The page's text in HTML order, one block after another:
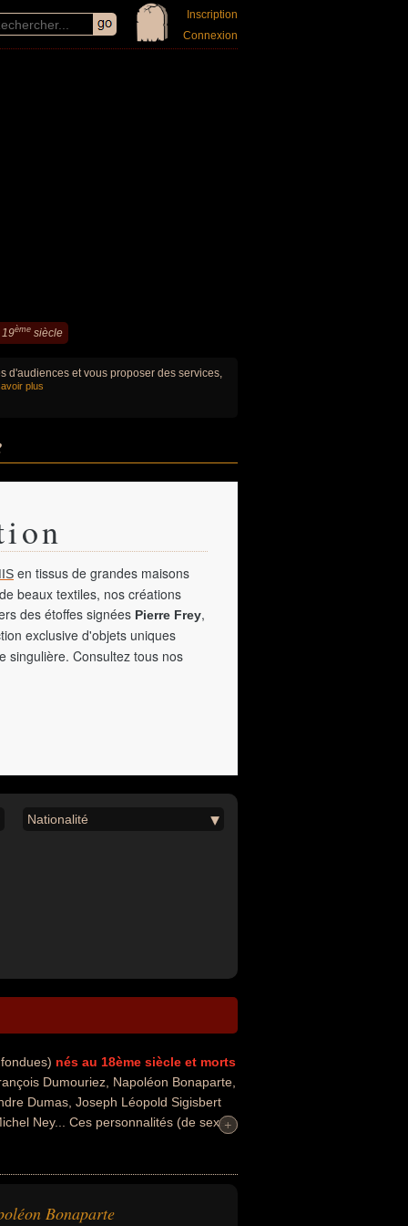
Inscription
Connexion
19ème siècle
d'audiences et vous proposer des services,
plus
en tissus de grandes maisons
beaux textiles, nos créations
des étoffes signées Pierre Frey,
exclusive d'objets uniques
singulière. Consultez tous nos
Nationalité
nés au 18ème siècle et morts
Dumouriez, Napoléon Bonaparte,
Dumas, Joseph Léopold Sigisbert
Ney... Ces personnalités (de sexe
de célébrité ou maréchal. En ce qui
+
+
Bonaparte